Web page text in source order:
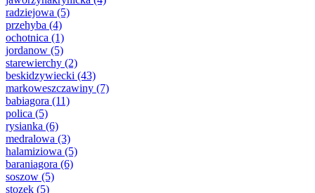
radziejowa (5)
przehyba (4)
ochotnica (1)
jordanow (5)
starewierchy (2)
beskidzywiecki (43)
markoweszczawiny (7)
babiagora (11)
polica (5)
rysianka (6)
medralowa (3)
halamiziowa (5)
baraniagora (6)
soszow (5)
stozek (5)